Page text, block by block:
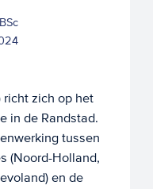
richt zich op het
in de Randstad.
tussen
(Noord-Holland,
en de